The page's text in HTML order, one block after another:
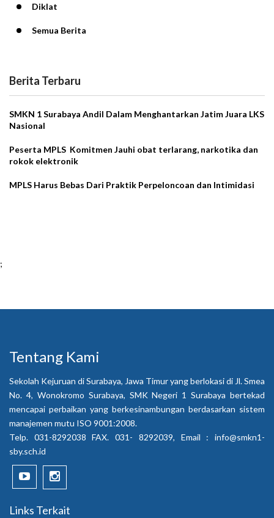
Diklat
Semua Berita
Berita Terbaru
SMKN 1 Surabaya Andil Dalam Menghantarkan Jatim Juara LKS
Nasional
Peserta MPLS Komitmen Jauhi obat terlarang, narkotika dan
rokok elektronik
MPLS Harus Bebas Dari Praktik Perpeloncoan dan Intimidasi
;
Tentang Kami
Sekolah Kejuruan di Surabaya, Jawa Timur yang berlokasi di Jl. Smea
No. 4, Wonokromo Surabaya, SMK Negeri 1 Surabaya bertekad
mencapai perbaikan yang berkesinambungan berdasarkan sistem
manajemen mutu ISO 9001:2008.
Telp. 031-8292038 FAX. 031- 8292039, Email : info@smkn1-
sby.sch.id
Links Terkait